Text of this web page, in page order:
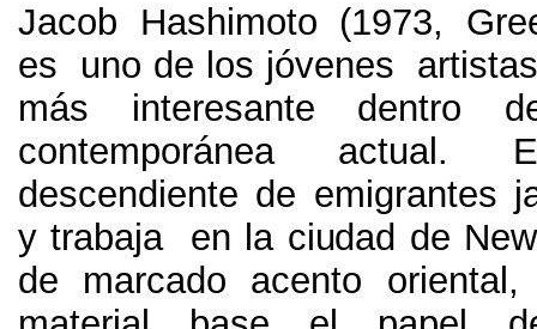
Jacob Hashimoto (1973,
es uno de los jóvenes
más interesante dentro
contemporánea actual.
descendiente de emigrantes
y trabaja en la ciudad de
de marcado acento